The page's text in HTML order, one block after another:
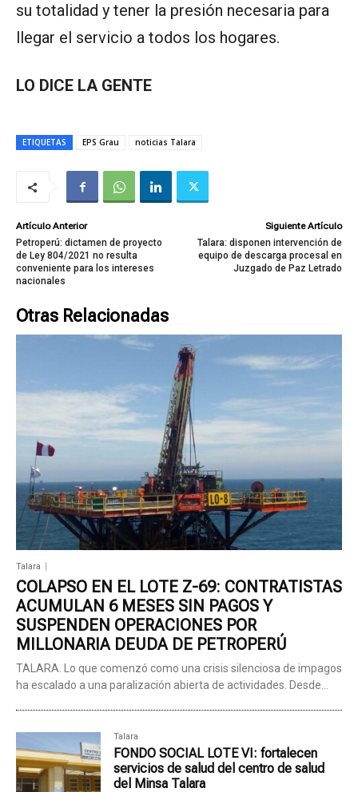
su totalidad y tener la presión necesaria para
llegar el servicio a todos los hogares.
LO DICE LA GENTE
ETIQUETAS EPS Grau noticias Talara
Artículo Anterior
Petroperú: dictamen de proyecto
de Ley 804/2021 no resulta
conveniente para los intereses
nacionales
Siguiente Artículo
Talara: disponen intervención de
equipo de descarga procesal en
Juzgado de Paz Letrado
Otras Relacionadas
Talara
COLAPSO EN EL LOTE Z-69: CONTRATISTAS
ACUMULAN 6 MESES SIN PAGOS Y
SUSPENDEN OPERACIONES POR
MILLONARIA DEUDA DE PETROPERÚ
TALARA. Lo que comenzó como una crisis silenciosa de impagos
ha escalado a una paralización abierta de actividades. Desde...
Talara
FONDO SOCIAL LOTE VI: fortalecen
servicios de salud del centro de salud
del Minsa Talara